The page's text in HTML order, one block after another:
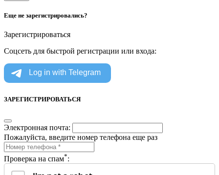
Еще не зарегистрировались?
Зарегистрироваться
Соцсеть для быстрой регистрации или входа:
ЗАРЕГИСТРИРОВАТЬСЯ
Электронная почта:
Пожалуйста, введите номер телефона еще раз
Проверка на спам*: